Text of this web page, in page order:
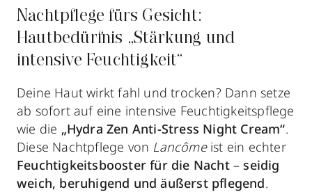
Nachtpflege fürs Gesicht:
Hautbedürfnis „Stärkung und
intensive Feuchtigkeit“
Deine Haut wirkt fahl und trocken? Dann setze
ab sofort auf eine intensive Feuchtigkeitspflege
wie die „Hydra Zen Anti-Stress Night Cream“.
Diese Nachtpflege von Lancôme ist ein echter
Feuchtigkeitsbooster für die Nacht – seidig
weich, beruhigend und äußerst pflegend.